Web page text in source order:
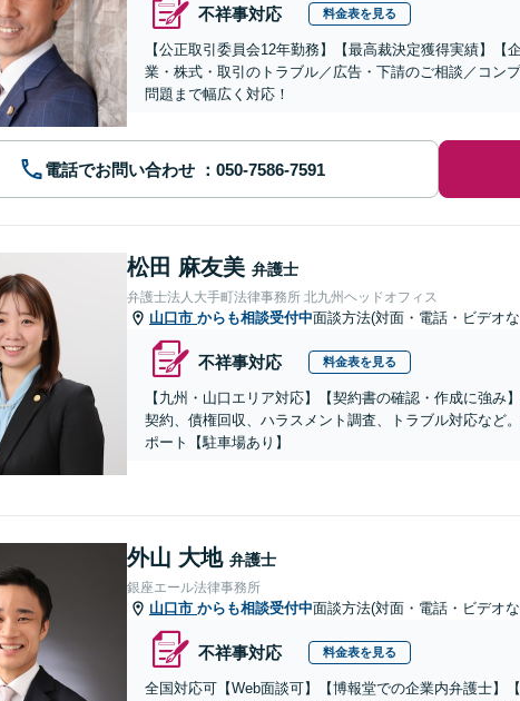
不祥事対応 料金表を見る
【公正取引委員会12年勤務】【最高裁決定獲得実績】
業・株式・取引のトラブル／広告・下請のご相談／コン
問題まで幅広く対応！
電話でお問い合わせ
松田 麻友美 弁護士
弁護士法人大手町法律事務所 北九州ヘッドオフィス
山口市 からも相談受付中面談方法(対面・電話・ビデオ
不祥事対応 料金表を見る
【九州・山口エリア対応】【契約書の確認・作成に強
契約、債権回収、ハラスメント調査、トラブル対応など
ポート【駐車場あり】
外山 大地 弁護士
銀座エール法律事務所
山口市 からも相談受付中面談方法(対面・電話・ビデオ
不祥事対応 料金表を見る
全国対応可【Web面談可】【博報堂での企業内弁護士】